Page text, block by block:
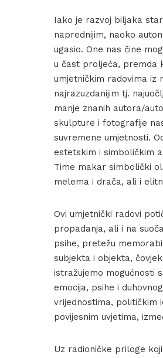
Iako je razvoj biljaka
naprednijim, naoko
ugasio. One nas čine
u čast proljeća, premda
umjetničkim radovima iz
najrazuzdanijim tj.
manje znanih autora/
skulpture i fotografije
suvremene umjetnosti.
estetskim i simboličkim
Time makar simbolički
melema i drača, ali i
Ovi umjetnički radovi
propadanja, ali i na
psihe, pretežu
subjekta i objekta,
istražujemo mogućnosti
emocija, psihe i
vrijednostima, političkim
povijesnim uvjetima,
Uz radioničke priloge